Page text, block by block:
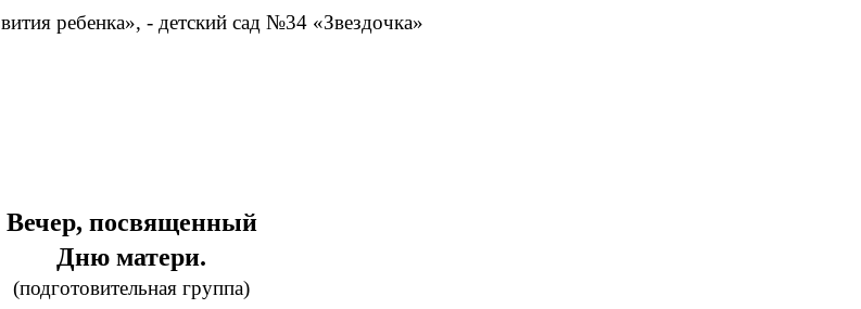
ребенка», - детский сад №34 «Звездочка»
Вечер, посвященный
Дню матери.
(подготовительная группа)